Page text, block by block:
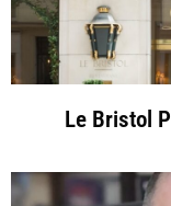
Le Bristol